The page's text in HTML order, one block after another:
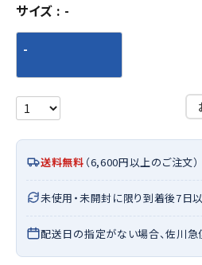
サイズ -
-
送料無料 （6,600円以上のご注文）
未使用・未開封に限り到着後7日
配送日の指定がない場合、佐川